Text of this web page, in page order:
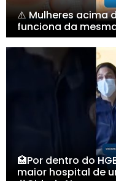
⚠️ Mulheres acima
funciona da
🏥Por dentro do
maior hospital de